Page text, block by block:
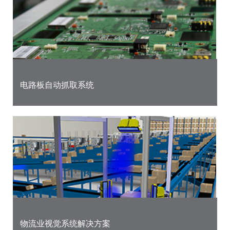
电路板自动抓取系统
物流业视觉系统解决方案